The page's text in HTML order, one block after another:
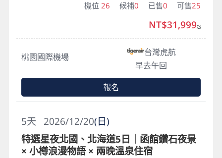
機位 26 候補0 已售0 可售25
桃園國際機場
台灣虎航
早去午回
NT$31,999起
報名
2026/12/20(日)
5天
特選星夜北國、北海道5日｜函館鑽石夜景
× 小樽浪漫物語 × 兩晚溫泉住宿